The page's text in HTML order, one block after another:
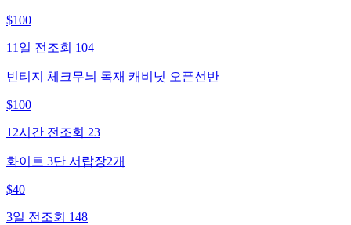
$100
11일 전 조회 104
빈티지 체크무늬 목재 캐비닛 오픈선반
$100
12시간 전 조회 23
화이트 3단 서랍장2개
$40
3일 전 조회 148